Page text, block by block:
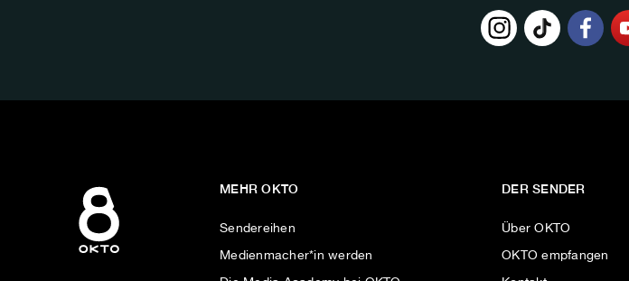
MEHR OKTO
Sendereihen
Medienmacher*in werden
DER SENDER
Über OKTO
OKTO empfangen